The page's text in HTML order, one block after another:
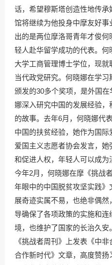
话，希望穆斯塔创造性地传
馆将继续为他投身中摩友好
出的是两位摩洛哥青年才俊
轻人赴华留学成功的代表。
大学工商管理博士学位，现
当代政党研究。何晓娜在学
颁发的30多个奖项，是外国
娜深入研究中国的发展经验
的故事。去年6月，何晓娜代
中国的扶贫经验，她作为国
爱国主义志愿者协会发言，
和促进人权，年轻人可以成为
今年2月，何晓娜在摩《挑战
年眼中的中国脱贫攻坚实践
展奇迹实属不易，也绝非偶然
导确保了各项政策的实施和
境，也维护了国家的长治久安
《挑战者周刊》上发表《中
合作新时代》文章，高度赞